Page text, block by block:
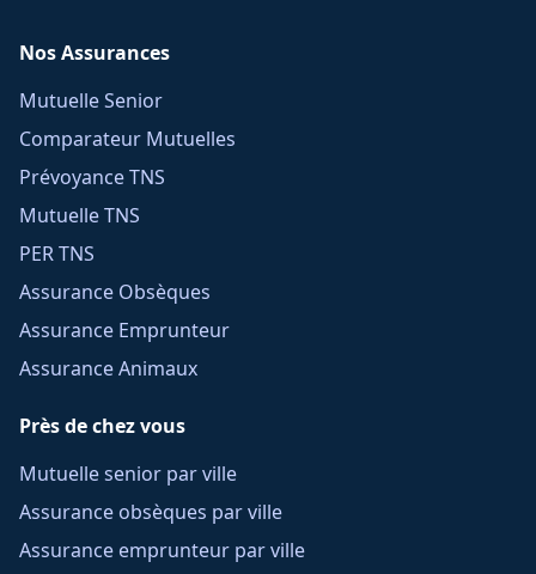
Nos Assurances
Mutuelle Senior
Comparateur Mutuelles
Prévoyance TNS
Mutuelle TNS
PER TNS
Assurance Obsèques
Assurance Emprunteur
Assurance Animaux
Près de chez vous
Mutuelle senior par ville
Assurance obsèques par ville
Assurance emprunteur par ville